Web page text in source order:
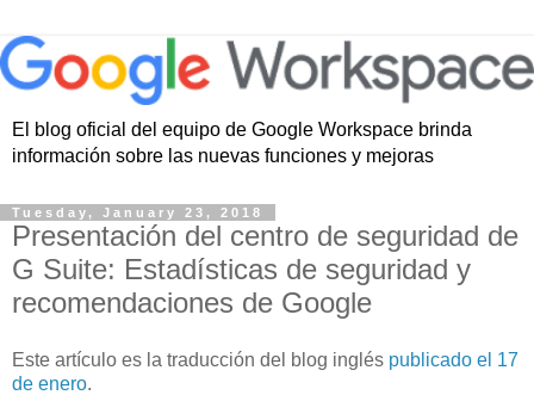
El blog oficial del equipo de Google Workspace brinda
información sobre las nuevas funciones y mejoras
Tuesday, January 23, 2018
Presentación del centro de seguridad de
G Suite: Estadísticas de seguridad y
recomendaciones de Google
Este artículo es la traducción del blog inglés publicado el 17
de enero.